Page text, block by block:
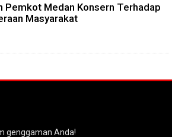
Pemkot Medan Konsern Terhadap
Masyarakat
genggaman Anda!